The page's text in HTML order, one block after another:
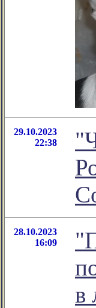
29.10.2023
22:38
28.10.2023
16:09
в